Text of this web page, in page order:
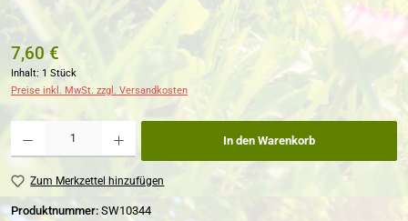
7,60 €
Inhalt: 1 Stück
Preise inkl. MwSt. zzgl. Versandkosten
Produkt Anzahl: Gib den gewünschten Wert ein oder benutze die Schaltflächen um die Anzahl zu
In den Warenkorb
Zum Merkzettel hinzufügen
Produktnummer: SW10344